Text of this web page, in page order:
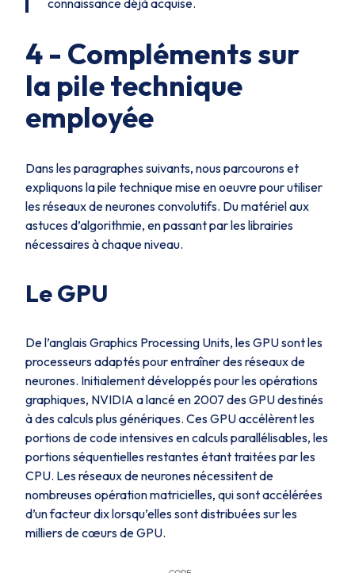
connaissance déjà acquise.
4 - Compléments sur
la pile technique
employée
Dans les paragraphes suivants, nous parcourons et
expliquons la pile technique mise en oeuvre pour utiliser
les réseaux de neurones convolutifs. Du matériel aux
astuces d’algorithmie, en passant par les librairies
nécessaires à chaque niveau.
Le GPU
De l’anglaisGraphics Processing Units, les GPU sont les
processeurs adaptés pour entraîner des réseaux de
neurones. Initialement développés pour les opérations
graphiques, NVIDIA a lancé en 2007 des GPU destinés
à des calculs plus génériques. Ces GPU accélèrent les
portions de code intensives en calculs parallélisables, les
portions séquentielles restantes étant traitées par les
CPU. Les réseaux de neurones nécessitent de
nombreuses opération matricielles, qui sont accélérées
d’un facteur dix lorsqu’elles sont distribuées sur les
milliers de cœurs de GPU.